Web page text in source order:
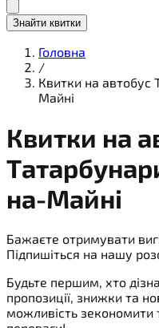
Знайти квитки
Головна
/
Квитки на
Майні
Квитки на
на-Майні
Бажаєте отримувати
Підпишіться на нашу
Будьте першим, хто
пропозиції, знижки та
можливість зекономити